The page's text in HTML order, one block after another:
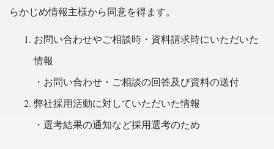
らかじめ情報主様から同意を得ます。
お問い合わせやご相談時・資料請求時にいただいた
情報
・お問い合わせ・ご相談の回答及び資料の送付
弊社採用活動に対していただいた情報
・選考結果の通知など採用選考のため